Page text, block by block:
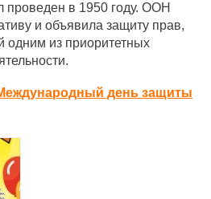
проведен в 1950 году. ООН
и объявила защиту прав,
одним из приоритетных
день защиты